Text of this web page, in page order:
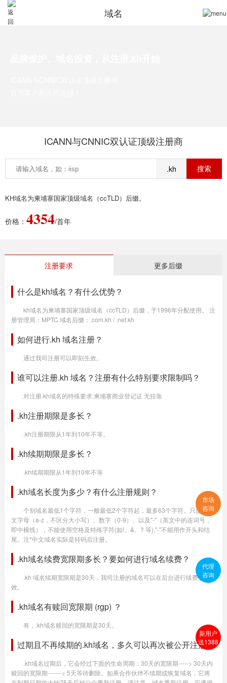
域名
ICANN与CNNIC双认证顶级注册商
.kh
KH域名为柬埔寨国家顶级域名（ccTLD）后缀。
价格： 4354/首年
注册要求 更多后缀
什么是kh域名？有什么优势？
kh域名为柬埔寨国家顶级域名（ccTLD）后缀，于1996年分配使用。 注
册管理局：MPTC 域名后缀：.com.kh / .net.kh
如何进行.kh 域名注册？
通过我司注册可以即刻生效。
谁可以注册.kh 域名？注册有什么特别要求限制吗？
对注册.kh域名的特殊要求:柬埔寨商业登记证 无挂靠
.kh注册期限是多长？
.kh注册期限从1年到10年不等。
.kh续期期限是多长？
.kh续期期限从1年到10年不等
.kh域名长度为多少？有什么注册规则？
个别域名最低1个字符，一般最低2个字符起，最多63个字符。只提供英
文字母（a-z，不区分大小写）、数字（0-9）、以及"-"（英文中的连词号，
即中横线），不能使用空格及特殊字符(如!、&、? 等),"-"不能用作开头和结
尾。注*中文域名实际是转码后注册。
.kh域名续费宽限期多长？要如何进行域名续费？
.kh 域名续期宽限期是30天，我司注册的域名可以在后台进行续费生
效。
.kh域名有赎回宽限期 (rgp) ？
有，.kh域名赎回的宽限期是30天。
过期且不再续期的.kh域名，多久可以再次被公开注册？
.kh域名过期后，它会经过下面的生命周期：30天的宽限期-----> 30天内
赎回的宽限期-------> 5天等待删除。如果合作伙伴不续期或恢复域名，它将
市场
咨询
代理
咨询
新用户
送1388